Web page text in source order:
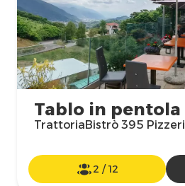
Tablo in pentola
TrattoriaBistrò 395
2 /12